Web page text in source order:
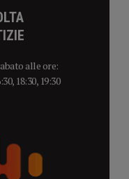
alle ore:
18:30, 19:30